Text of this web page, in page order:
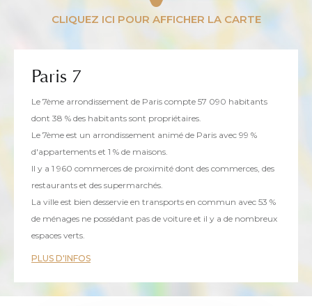
Paris 7
Le 7ème arrondissement de Paris compte 57 090 habitants
dont 38 % des habitants sont propriétaires.
Le 7ème est un arrondissement animé de Paris avec 99 %
d'appartements et 1 % de maisons.
Il y a 1 960 commerces de proximité dont des commerces, des
restaurants et des supermarchés.
La ville est bien desservie en transports en commun avec 53 %
de ménages ne possédant pas de voiture et il y a de nombreux
espaces verts.
PLUS D'INFOS